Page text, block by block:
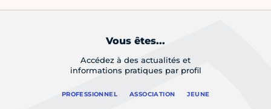
Vous êtes...
Accédez à des actualités et
informations pratiques par profil
PROFESSIONNEL ASSOCIATION JEUNE